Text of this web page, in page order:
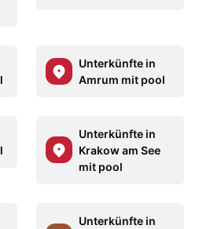
Unterkünfte in
Amrum mit pool
Unterkünfte in
Krakow am See
mit pool
Unterkünfte in